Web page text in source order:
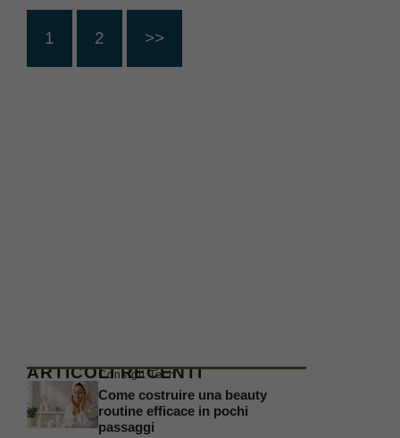
1 2 >>
ARTICOLI RECENTI
Consigli Tech
Come costruire una beauty
routine efficace in pochi
passaggi